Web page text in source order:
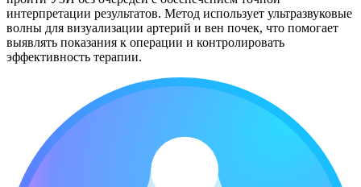
интерпретации результатов. Метод использует ультразвуковые
волны для визуализации артерий и вен почек, что помогает
выявлять показания к операции и контролировать
эффективность терапии.